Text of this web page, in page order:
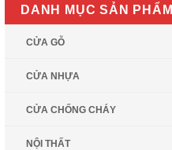
DANH MỤC SẢN PHẨM
CỬA GỖ
CỬA NHỰA
CỬA CHỐNG CHÁY
NỘI THẤT